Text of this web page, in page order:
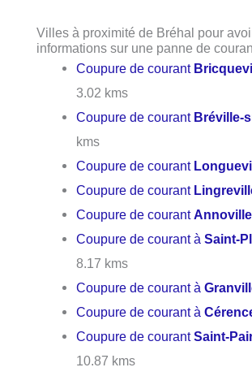
Villes à proximité de Bréhal pour
informations sur une panne de
Coupure de courant
3.02 kms
Coupure de courant Bréville-
kms
Coupure de courant
Coupure de courant
Coupure de courant Annoville
Coupure de courant àSaint-
8.17 kms
Coupure de courant à
Coupure de courant à
Coupure de courantSaint-
10.87 kms